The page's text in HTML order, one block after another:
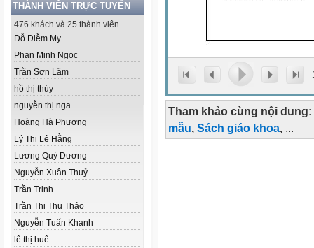
THÀNH VIÊN TRỰC TUYẾN
476 khách và 25 thành viên
Đỗ Diễm My
Phan Minh Ngọc
Trần Sơn Lâm
hồ thị thúy
nguyễn thị nga
Hoàng Hà Phương
Lý Thị Lệ Hằng
Lương Quý Dương
Nguyễn Xuân Thuỷ
Trần Trinh
Trần Thị Thu Thảo
Nguyễn Tuấn Khanh
lê thị huê
Tham khảo cùng nội dung:
mẫu, Sách giáo khoa, ...